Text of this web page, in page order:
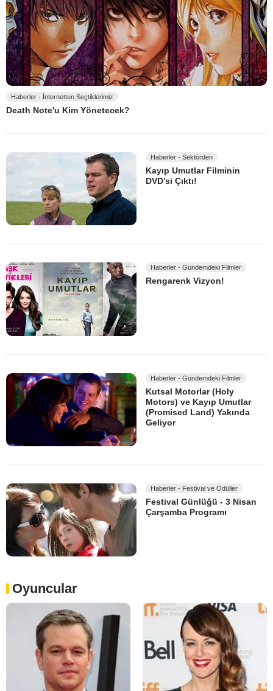
Haberler - İnternetten Seçtiklerimiz
Death Note'u Kim Yönetecek?
Haberler - Sektörden
Kayıp Umutlar Filminin
DVD’si Çıktı!
Haberler - Gündemdeki Filmler
Rengarenk Vizyon!
Haberler - Gündemdeki Filmler
Kutsal Motorlar (Holy
Motors) ve Kayıp Umutlar
(Promised Land) Yakında
Geliyor
Haberler - Festival ve Ödüller
Festival Günlüğü - 3 Nisan
Çarşamba Programı
Oyuncular